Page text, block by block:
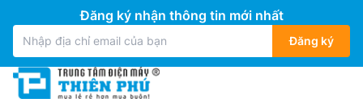
Đăng ký nhận thông tin mới nhất
Đăng ký